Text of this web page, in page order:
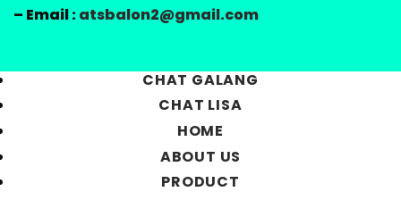
– Email :atsbalon2@gmail.com
CHAT GALANG
CHAT LISA
HOME
ABOUT US
PRODUCT